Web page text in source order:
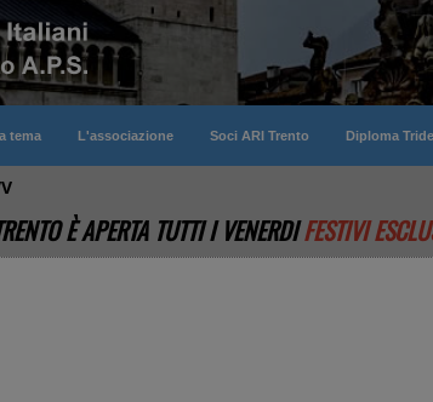
tema L'associazione Soci ARI Trento Diploma
È APERTA TUTTI I VENERDIFESTIVI